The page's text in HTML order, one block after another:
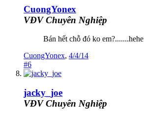
CuongYonex
VĐV Chuyên Nghiệp
Bán hết chỗ đó ko em?.......hehe
CuongYonex, 4/4/14
#6
jacky_joe
VĐV Chuyên Nghiệp